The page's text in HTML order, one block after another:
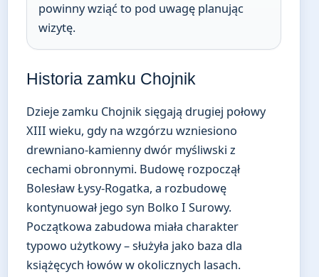
powinny wziąć to pod uwagę planując
wizytę.
Historia zamku Chojnik
Dzieje zamku Chojnik sięgają drugiej połowy
XIII wieku, gdy na wzgórzu wzniesiono
drewniano-kamienny dwór myśliwski z
cechami obronnymi. Budowę rozpoczął
Bolesław Łysy-Rogatka, a rozbudowę
kontynuował jego syn Bolko I Surowy.
Początkowa zabudowa miała charakter
typowo użytkowy – służyła jako baza dla
książęcych łowów w okolicznych lasach.